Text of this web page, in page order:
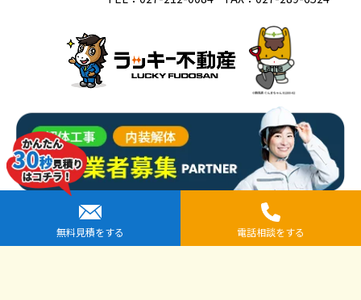
提携先企業一覧
全国安心解体協議会
無料見積をする 電話相談をする